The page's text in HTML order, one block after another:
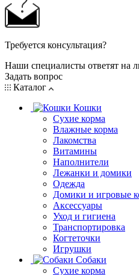
Требуется консультация?
Наши специалисты ответят на
Задать вопрос
Каталог
Кошки
Сухие корма
Влажные корма
Лакомства
Витамины
Наполнители
Лежанки и домики
Одежда
Домики и игровые
Аксессуары
Уход и гигиена
Транспортировка
Когтеточки
Игрушки
Собаки
Сухие корма